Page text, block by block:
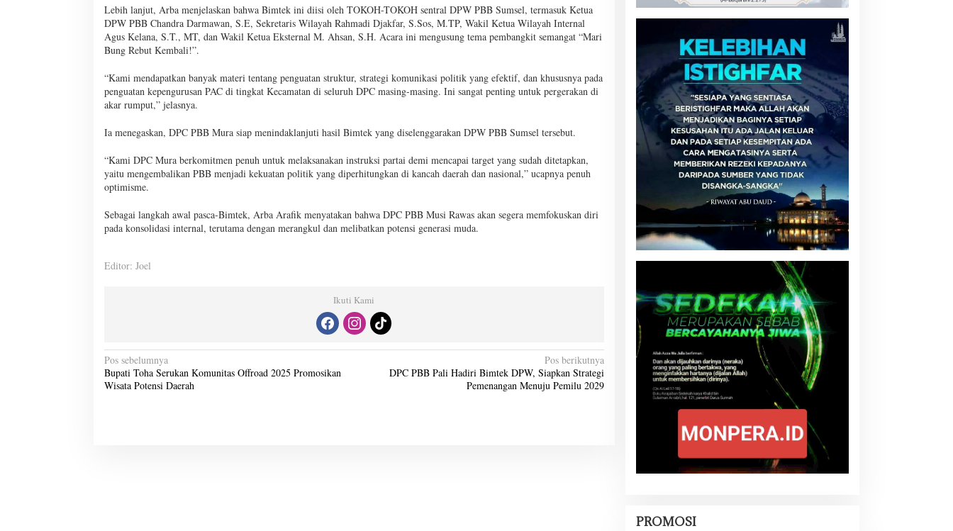
Lebih lanjut, Arba menjelaskan bahwa Bimtek ini diisi oleh TOKOH-TOKOH sentral DPW PBB Sumsel, termasuk Ketua
DPW PBB Chandra Darmawan, S.E, Sekretaris Wilayah Rahmadi Djakfar, S.Sos, M.TP, Wakil Ketua Wilayah Internal
Agus Kelana, S.T., MT, dan Wakil Ketua Eksternal M. Ahsan, S.H. Acara ini mengusung tema pembangkit semangat “Mari
Bung Rebut Kembali!”.
“Kami mendapatkan banyak materi tentang penguatan struktur, strategi komunikasi politik yang efektif, dan khususnya pada
penguatan kepengurusan PAC di tingkat Kecamatan di seluruh DPC masing-masing. Ini sangat penting untuk pergerakan di
akar rumput,” jelasnya.
Ia menegaskan, DPC PBB Mura siap menindaklanjuti hasil Bimtek yang diselenggarakan DPW PBB Sumsel tersebut.
“Kami DPC Mura berkomitmen penuh untuk melaksanakan instruksi partai demi mencapai target yang sudah ditetapkan,
yaitu mengembalikan PBB menjadi kekuatan politik yang diperhitungkan di kancah daerah dan nasional,” ucapnya penuh
optimisme.
Sebagai langkah awal pasca-Bimtek, Arba Arafik menyatakan bahwa DPC PBB Musi Rawas akan segera memfokuskan diri
pada konsolidasi internal, terutama dengan merangkul dan melibatkan potensi generasi muda.
Editor: Joel
Ikuti Kami
N
a
Pos sebelumnya
Bupati Toha Serukan Komunitas Offroad 2025 Promosikan
Wisata Potensi Daerah
Pos berikutnya
DPC PBB Pali Hadiri Bimtek DPW, Siapkan Strategi
Pemenangan Menuju Pemilu 2029
PROMOSI